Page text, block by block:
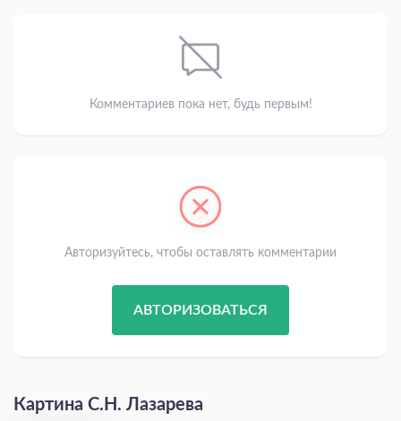
Комментариев пока нет, будь первым!
Авторизуйтесь, чтобы оставлять комментарии
АВТОРИЗОВАТЬСЯ
Картина С.Н. Лазарева